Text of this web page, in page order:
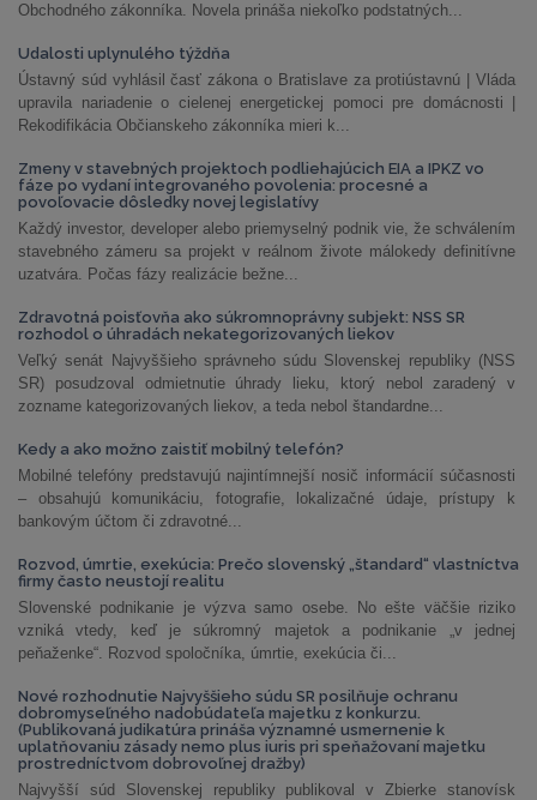
Obchodného zákonníka. Novela prináša niekoľko podstatných...
Udalosti uplynulého týždňa
Ústavný súd vyhlásil časť zákona o Bratislave za protiústavnú | Vláda
upravila nariadenie o cielenej energetickej pomoci pre domácnosti |
Rekodifikácia Občianskeho zákonníka mieri k...
Zmeny v stavebných projektoch podliehajúcich EIA a IPKZ vo
fáze po vydaní integrovaného povolenia: procesné a
povoľovacie dôsledky novej legislatívy
Každý investor, developer alebo priemyselný podnik vie, že schválením
stavebného zámeru sa projekt v reálnom živote málokedy definitívne
uzatvára. Počas fázy realizácie bežne...
Zdravotná poisťovňa ako súkromnoprávny subjekt: NSS SR
rozhodol o úhradách nekategorizovaných liekov
Veľký senát Najvyššieho správneho súdu Slovenskej republiky (NSS
SR) posudzoval odmietnutie úhrady lieku, ktorý nebol zaradený v
zozname kategorizovaných liekov, a teda nebol štandardne...
Kedy a ako možno zaistiť mobilný telefón?
Mobilné telefóny predstavujú najintímnejší nosič informácií súčasnosti
– obsahujú komunikáciu, fotografie, lokalizačné údaje, prístupy k
bankovým účtom či zdravotné...
Rozvod, úmrtie, exekúcia: Prečo slovenský „štandard“ vlastníctva
firmy často neustojí realitu
Slovenské podnikanie je výzva samo osebe. No ešte väčšie riziko
vzniká vtedy, keď je súkromný majetok a podnikanie „v jednej
peňaženke“. Rozvod spoločníka, úmrtie, exekúcia či...
Nové rozhodnutie Najvyššieho súdu SR posilňuje ochranu
dobromyseľného nadobúdateľa majetku z konkurzu.
(Publikovaná judikatúra prináša významné usmernenie k
uplatňovaniu zásady nemo plus iuris pri speňažovaní majetku
prostredníctvom dobrovoľnej dražby)
Najvyšší súd Slovenskej republiky publikoval v Zbierke stanovísk